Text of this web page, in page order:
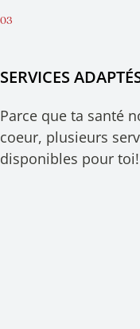
SERVICES
Parce que ta santé
coeur, plusieurs
disponibles pour toi!